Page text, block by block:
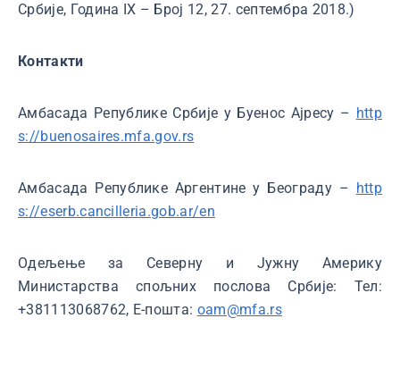
Србије, Година IX – Број 12, 27. септембра 2018.)
Контакти
Амбасада Рeпублике Србије у Буенос Ајресу – http
s://buenosaires.mfa.gov.rs
Амбасада Републике Аргентине у Београду – http
s://eserb.cancilleria.gob.ar/en
Одељење за Северну и Јужну Америку
Министарства спољних послова Србије: Тел:
+381113068762, Е-пошта: oam@mfa.rs